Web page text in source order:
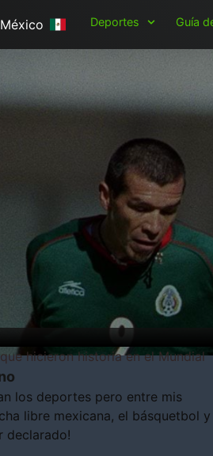
Deportes Guía
hicieron historia en el Mundial
los deportes pero entre mis
libre mexicana, el básquetbol y
declarado!